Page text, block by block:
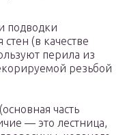
подводки
стен (в качестве
перила из
резьбой
часть
— это лестница,